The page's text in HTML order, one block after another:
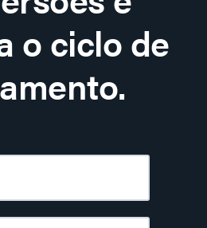
o ciclo de